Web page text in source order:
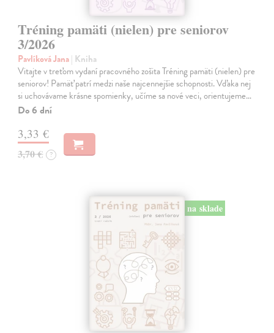
Tréning pamäti (nielen) pre seniorov
3/2026
Pavlíková Jana| Kniha
Vitajte v treťom vydaní pracovného zošita Tréning pamäti (nielen) pre
seniorov! Pamäť patrí medzi naše najcennejšie schopnosti. Vďaka nej
si uchovávame krásne spomienky, učíme sa nové veci, orientujeme…
Do 6 dní
3,33 €
3,70 € ?
na sklade